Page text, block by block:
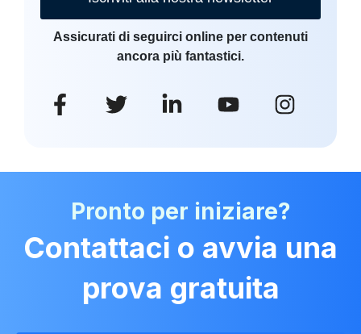
Assicurati di seguirci online per contenuti
ancora più fantastici.
Pronto per iniziare?
Contattaci o avvia una
prova gratuita